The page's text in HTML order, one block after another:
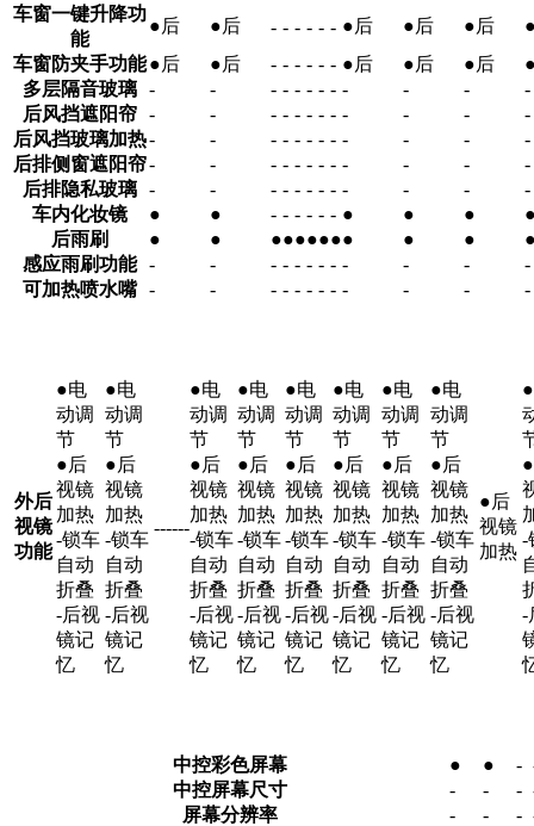
车窗一键升降功
能
●后 ●后 - - - - - - ●后 ●后 ●后
车窗防夹手功能 ●后 ●后 - - - - - - ●后 ●后 ●后
多层隔音玻璃
- - - - - - - - - - -
-
后风挡遮阳帘
- - - - - - - - - - -
-
后风挡玻璃加热- - - - - - - - - - -
-
后排侧窗遮阳帘- - - - - - - - - - -
-
后排隐私玻璃
- - - - - - - - - - -
-
车内化妆镜
● ● - - - - - - ● ● ●
后雨刷
● ● ●●●●●●● ● ●
感应雨刷功能
- - - - - - - - - - -
-
可加热喷水嘴
- - - - - - - - - - - -
外后
视镜
功能
●电
动调
节
●后
视镜
加热
-锁车
自动
折叠
-后视
镜记
忆
●电
动调
节
●后
视镜
加热
-锁车
自动
折叠
-后视
镜记
忆
------
●电
动调
节
●后
视镜
加热
-锁车
自动
折叠
-后视
镜记
忆
●电
动调
节
●后
视镜
加热
-锁车
自动
折叠
-后视
镜记
忆
●电
动调
节
●后
视镜
加热
-锁车
自动
折叠
-后视
镜记
忆
●电
动调
节
●后
视镜
加热
-锁车
自动
折叠
-后视
镜记
忆
●电
动调
节
●后
视镜
加热
-锁车
自动
折叠
-后视
镜记
忆
●电
动调
节
●后
视镜
加热
-锁车
自动
折叠
-后视
镜记
忆
●后
视镜
加热
-
-
中控彩色屏幕 ● ● -
中控屏幕尺寸
- - -
屏幕分辨率
- - -